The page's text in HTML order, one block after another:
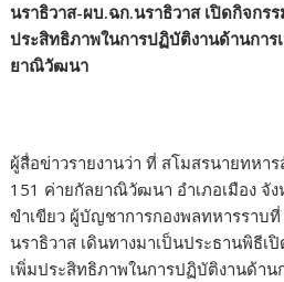
นราธิวาส-ผบ.ฉก.นราธิวาส เปิดกิจกร
ประสิทธิภาพในการปฏิบัติงานด้านกา
ยาณิวัฒนา
ผู้สื่อข่าวรายงานว่า ที่ สโมสรนายทห
151 ค่ายกัลยาณิวัฒนา อำเภอเมือง จั
ขำเขียว ผู้บัญชาการกองพลทหารราบ
นราธิวาส เดินทางมาเป็นประธานพิธีเ
เพิ่มประสิทธิภาพในการปฏิบัติงานด้าน